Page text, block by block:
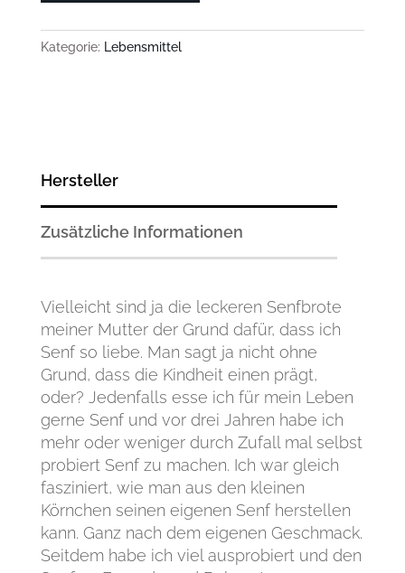
Kategorie: Lebensmittel
Hersteller
Zusätzliche Informationen
Vielleicht sind ja die leckeren Senfbrote
meiner Mutter der Grund dafür, dass ich
Senf so liebe. Man sagt ja nicht ohne
Grund, dass die Kindheit einen prägt,
oder? Jedenfalls esse ich für mein Leben
gerne Senf und vor drei Jahren habe ich
mehr oder weniger durch Zufall mal selbst
probiert Senf zu machen. Ich war gleich
fasziniert, wie man aus den kleinen
Körnchen seinen eigenen Senf herstellen
kann. Ganz nach dem eigenen Geschmack.
Seitdem habe ich viel ausprobiert und den